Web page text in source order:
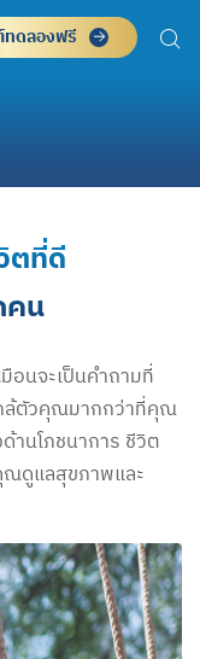
ดลองฟรี
ตที่ดี
คน
อนจะเป็นคำถามที่
ล้ตัวคุณมากกว่าที่คุณ
านโภชนาการ ชีวิต
ณดูแลสุขภาพและ